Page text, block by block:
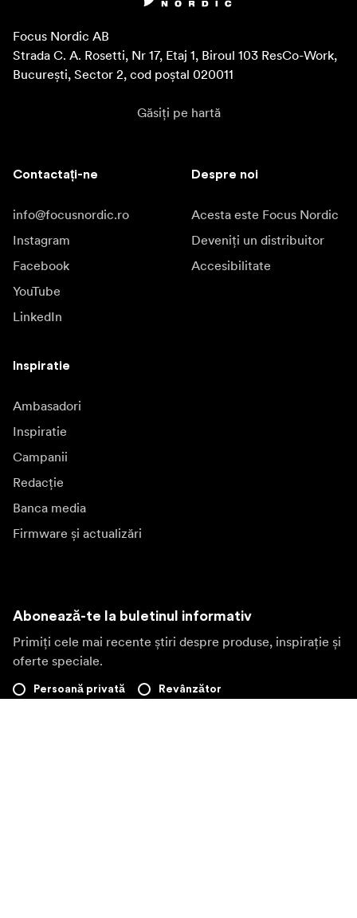
Focus Nordic AB
Strada C. A. Rosetti, Nr 17, Etaj 1, Biroul 103 ResCo-Work,
București, Sector 2, cod poștal 020011
Găsiți pe hartă
Contactați-ne
info@focusnordic.ro
Instagram
Facebook
YouTube
LinkedIn
Despre noi
Acesta este Focus Nordic
Deveniți un distribuitor
Accesibilitate
Inspiratie
Ambasadori
Inspiratie
Campanii
Redacție
Banca media
Firmware și actualizări
Abonează-te la buletinul informativ
Primiți cele mai recente știri despre produse, inspirație și
oferte speciale.
Persoană privată Revânzător